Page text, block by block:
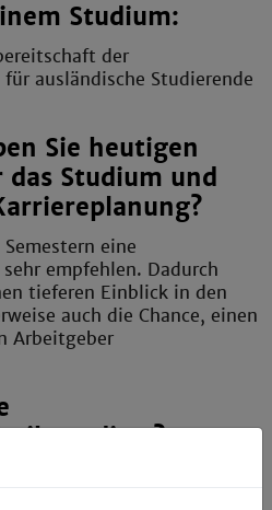
Studium:
der
ausländische Studierende
Sie heutigen
Studium und
eine
empfehlen. Dadurch
tieferen Einblick in den
auch die Chance, einen
Arbeitgeber
studiert?